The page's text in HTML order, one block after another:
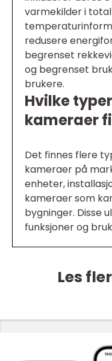
varmekilder i
redusere
begrenset
og begrenset
brukere.
Hvilke
kameraer
Det finnes flere
kameraer på
enheter,
kameraer som
bygninger. Disse
funksjoner og
Les